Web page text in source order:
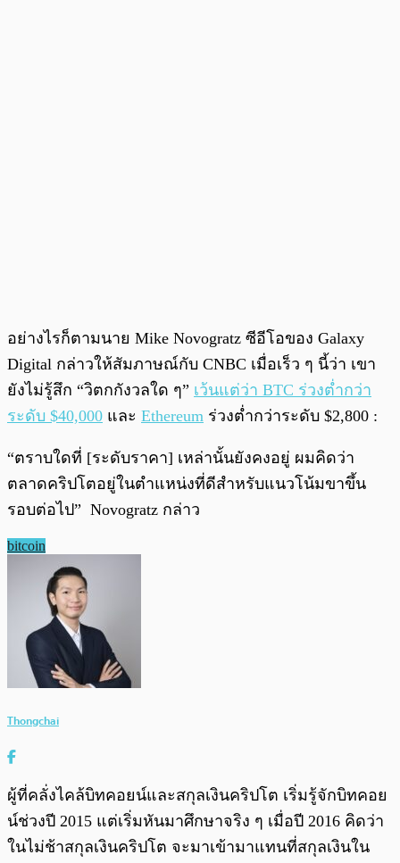
อย่างไรก็ตามนาย Mike Novogratz ซีอีโอของ Galaxy
Digital กล่าวให้สัมภาษณ์กับ CNBC เมื่อเร็ว ๆ นี้ว่า เขา
ยังไม่รู้สึก “วิตกกังวลใด ๆ” เว้นแต่ว่า BTC ร่วงต่ำกว่า
ระดับ $40,000 และ Ethereum ร่วงต่ำกว่าระดับ $2,800 :
“ตราบใดที่ [ระดับราคา] เหล่านั้นยังคงอยู่ ผมคิดว่า
ตลาดคริปโตอยู่ในตำแหน่งที่ดีสำหรับแนวโน้มขาขึ้น
รอบต่อไป” Novogratz กล่าว
bitcoin
Thongchai
ผู้ที่คลั่งไคล้บิทคอยน์และสกุลเงินคริปโต เริ่มรู้จักบิทคอย
น์ช่วงปี 2015 แต่เริ่มหันมาศึกษาจริง ๆ เมื่อปี 2016 คิดว่า
ในไม่ช้าสกุลเงินคริปโต จะมาเข้ามาแทนที่สกุลเงินใน